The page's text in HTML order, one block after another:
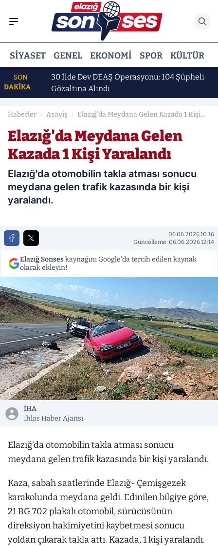
SIYASET GENEL EKONOMI SPOR KÜLTÜR
SON
DAKİKA
30 İlde Dev DEAŞ Operasyonu: 104 Şüpheli
Gözaltına Alındı
Haberler Asayiş
Elazığ'da Meydana Gelen Kazada 1 Kişi
Elazığ'da Meydana Gelen
Kazada 1 Kişi Yaralandı
Elazığ'da otomobilin takla atması sonucu
meydana gelen trafik kazasında bir kişi
yaralandı.
06.06.2026 10:16
Güncelleme: 06.06.2026 12:14
Elazığ Sonseskaynağını Google'da tercih edilen kaynak
olarak ekleyin!
İHA
İhlas Haber Ajansı
Elazığ’da otomobilin takla atması sonucu
meydana gelen trafik kazasında bir kişi yaralandı.
Kaza, sabah saatlerinde Elazığ- Çemişgezek
karakolunda meydana geldi. Edinilen bilgiye göre,
21 BG 702 plakalı otomobil, sürücüsünün
direksiyon hakimiyetini kaybetmesi sonucu
yoldan çıkarak takla attı. Kazada, 1 kişi yaralandı.